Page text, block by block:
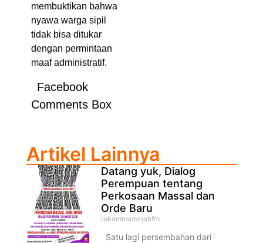
membuktikan bahwa
nyawa warga sipil
tidak bisa ditukar
dengan permintaan
maaf administratif.
Facebook
Comments Box
Artikel Lainnya
Datang yuk, Dialog
Perempuan tentang
Perkosaan Massal dan
Orde Baru
rakommarsinahfm
Satu lagi persembahan dari